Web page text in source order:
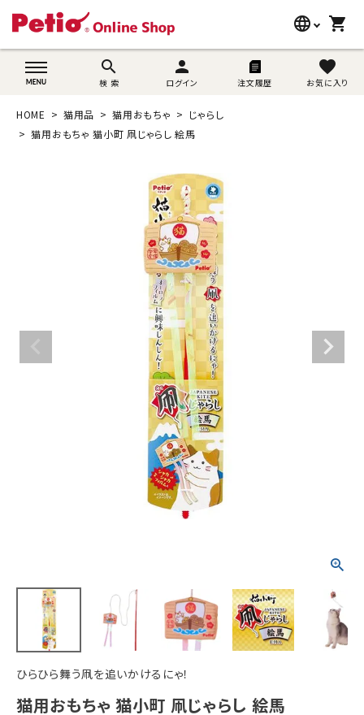
language
wovn-lang-name
shopping_cart
search
検 索
person
ログイン 注文履歴
favorite
お気に入り
search
猫用品
person 新規会員登録
HOME 猫用品 猫用おもちゃ
じゃらし
猫用おもちゃ 猫小町 凧じゃらし 絵馬
ひらひら舞う凧を追いかけるにゃ！
猫用おもちゃ 猫小町 凧じゃらし 絵馬